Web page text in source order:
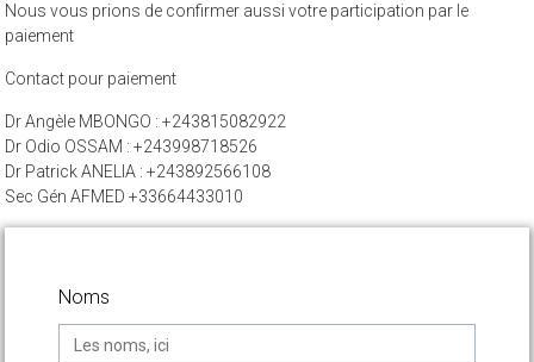
Nous vous prions de confirmer aussi votre participation par le
paiement
Contact pour paiement
Dr Angèle MBONGO : +243815082922
Dr Odio OSSAM : +243998718526
Dr Patrick ANELIA : +243892566108
Sec Gén AFMED +33664433010
Noms